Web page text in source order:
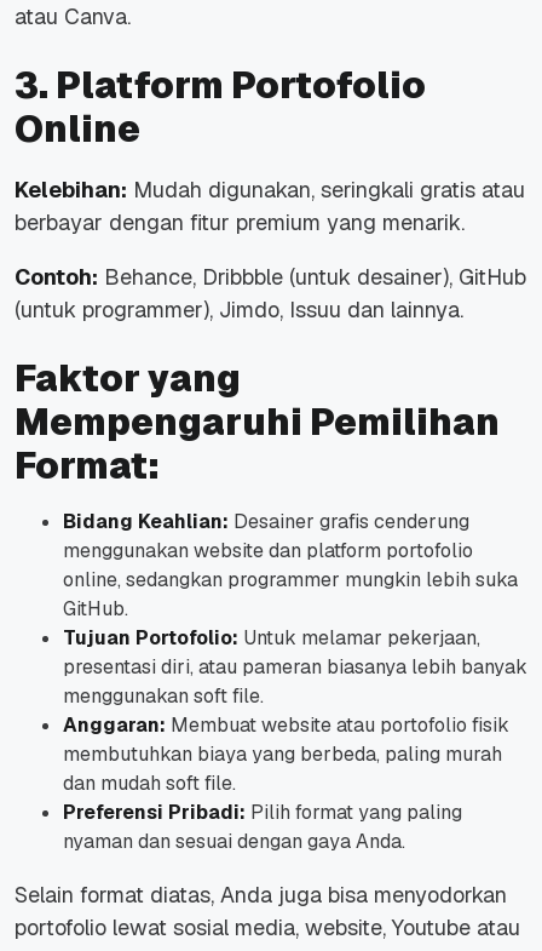
atau Canva.
3. Platform Portofolio
Online
Kelebihan: Mudah digunakan, seringkali gratis atau
berbayar dengan fitur premium yang menarik.
Contoh: Behance, Dribbble (untuk desainer), GitHub
(untuk programmer), Jimdo, Issuu dan lainnya.
Faktor yang
Mempengaruhi Pemilihan
Format:
Bidang Keahlian: Desainer grafis cenderung
menggunakan website dan platform portofolio
online, sedangkan programmer mungkin lebih suka
GitHub.
Tujuan Portofolio: Untuk melamar pekerjaan,
presentasi diri, atau pameran biasanya lebih banyak
menggunakan soft file.
Anggaran: Membuat website atau portofolio fisik
membutuhkan biaya yang berbeda, paling murah
dan mudah soft file.
Preferensi Pribadi: Pilih format yang paling
nyaman dan sesuai dengan gaya Anda.
Selain format diatas, Anda juga bisa menyodorkan
portofolio lewat sosial media, website, Youtube atau